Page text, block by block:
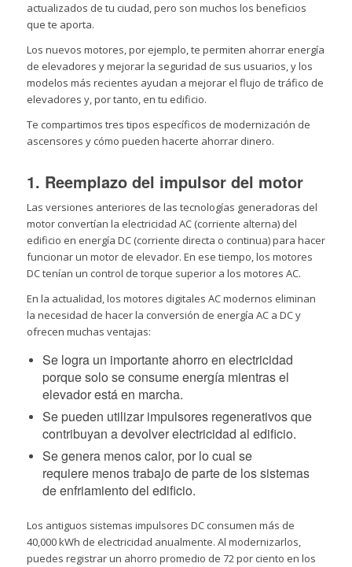
actualizados de tu ciudad, pero son muchos los beneficios
que te aporta.
Los nuevos motores, por ejemplo, te permiten ahorrar energía
de elevadores y mejorar la seguridad de sus usuarios, y los
modelos más recientes ayudan a mejorar el flujo de tráfico de
elevadores y, por tanto, en tu edificio.
Te compartimos tres tipos específicos de modernización de
ascensores y cómo pueden hacerte ahorrar dinero.
1. Reemplazo del impulsor del motor
Las versiones anteriores de las tecnologías generadoras del
motor convertían la electricidad AC (corriente alterna) del
edificio en energía DC (corriente directa o continua) para hacer
funcionar un motor de elevador. En ese tiempo, los motores
DC tenían un control de torque superior a los motores AC.
En la actualidad, los motores digitales AC modernos eliminan
la necesidad de hacer la conversión de energía AC a DC y
ofrecen muchas ventajas:
Se logra un importante ahorro en electricidad
porque solo se consume energía mientras el
elevador está en marcha.
Se pueden utilizar impulsores regenerativos que
contribuyan a devolver electricidad al edificio.
Se genera menos calor, por lo cual se
requiere menos trabajo de parte de los sistemas
de enfriamiento del edificio.
Los antiguos sistemas impulsores DC consumen más de
40,000 kWh de electricidad anualmente. Al modernizarlos,
puedes registrar un ahorro promedio de 72 por ciento en los